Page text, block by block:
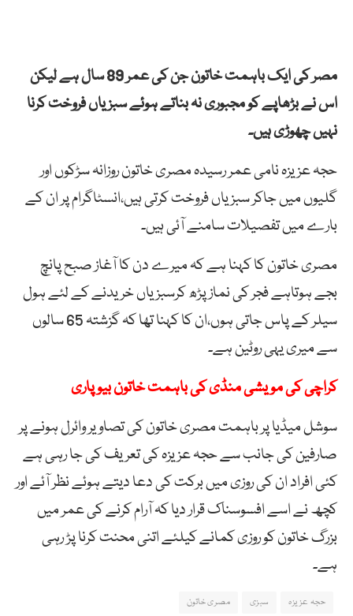
مصر کی ایک باہمت خاتون جن کی عمر 89 سال ہے لیکن
اس نے بڑھاپے کو مجبوری نہ بناتے ہوئے سبزیاں فروخت کرنا
نہیں چھوڑی ہیں۔
حجہ عزیزہ نامی عمر رسیدہ مصری خاتون روزانہ سڑکوں اور
گلیوں میں جاکر سبزیاں فروخت کرتی ہیں،انسٹاگرام پر ان کے
بارے میں تفصیلات سامنے آئی ہیں۔
مصری خاتون کا کہنا ہے کہ میرے دن کا آغاز صبح پانچ
بجے ہوتاہے فجر کی نماز پڑھ کرسبزیاں خریدنے کے لئے ہول
سیلر کے پاس جاتی ہوں،ان کا کہنا تھا کہ گزشتہ 65 سالوں
سے میری یہی روٹین ہے۔
کراچی کی مویشی منڈی کی باہمت خاتون بیوپاری
سوشل میڈیا پر باہمت مصری خاتون کی تصاویر وائرل ہونے پر
صارفین کی جانب سے حجہ عزیزہ کی تعریف کی جا رہی ہے
کئی افراد ان کی روزی میں برکت کی دعا دیتے ہوئے نظر آئے اور
کچھ نے اسے افسوسناک قرار دیا کہ آرام کرنے کی عمر میں
بزرگ خاتون کو روزی کمانے کیلئے اتنی محنت کرنا پڑ رہی
ہے۔
حجہ عزیزہ سبزی مصری خاتون